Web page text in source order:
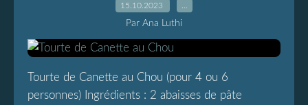
15.10.2023
Par Ana Luthi
Tourte de Canette au Chou (pour 4 ou 6
personnes) Ingrédients : 2 abaisses de pâte